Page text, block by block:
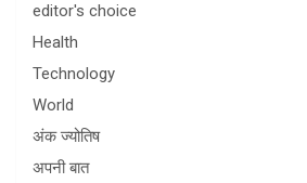
editor's choice
Health
Technology
World
अंक ज्योतिष
अपनी बात